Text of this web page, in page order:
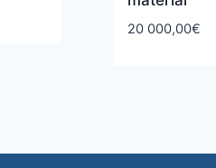
20 000,00€